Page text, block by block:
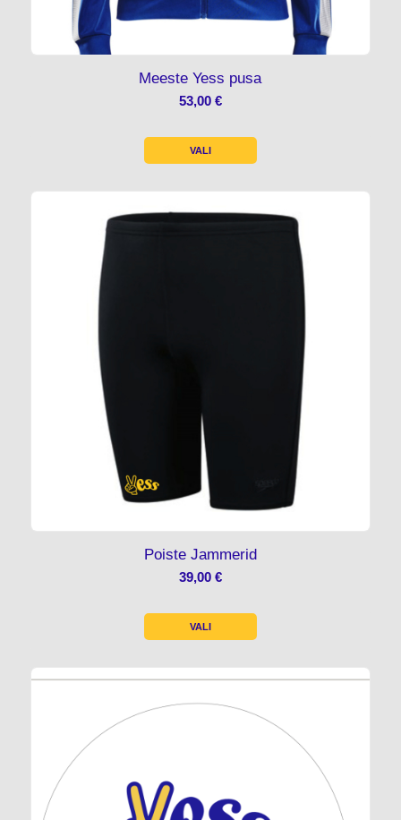
Meeste Yess pusa
53,00 €
VALI
Poiste Jammerid
39,00 €
VALI